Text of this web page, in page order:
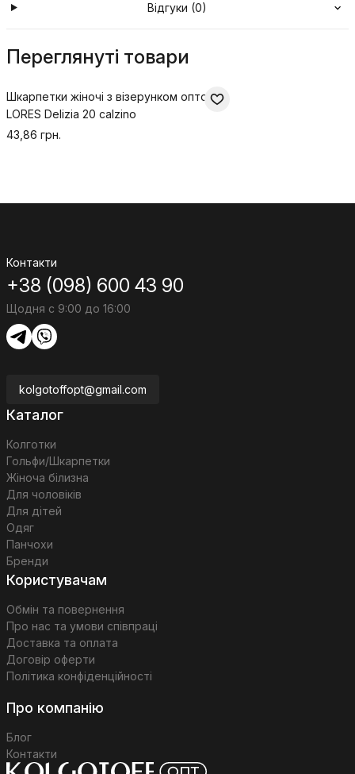
Відгуки (0)
Переглянуті товари
Шкарпетки жіночі з візерунком оптом
LORES Delizia 20 calzino
43,86 грн.
Контакти
+38 (098) 600 43 90
Щодня с 9:00 до 16:00
kolgotoffopt@gmail.com
Каталог
Колготки
Гольфи/Шкарпетки
Жіноча білизна
Для чоловіків
Для дітей
Одяг
Панчохи
Бренди
Користувачам
Обмін та повернення
Про нас та умови співпраці
Доставка та оплата
Договір оферти
Політика конфіденційності
Про компанію
Блог
Контакти